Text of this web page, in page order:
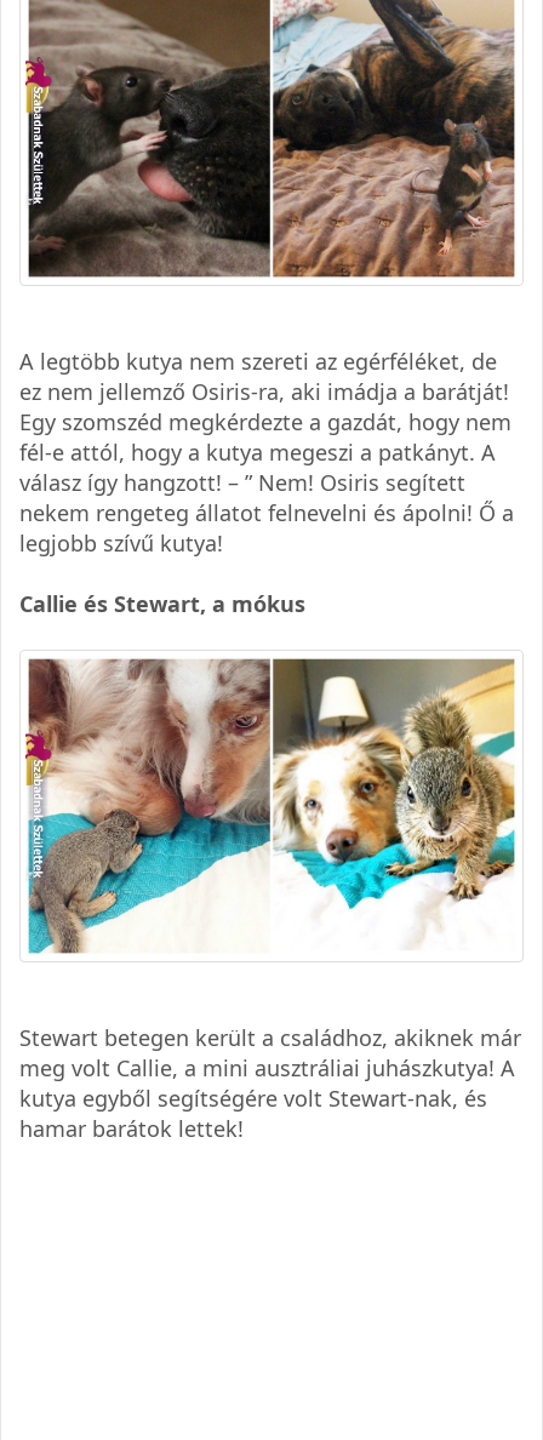
A legtöbb kutya nem szereti az egérféléket, de
ez nem jellemző Osiris-ra, aki imádja a barátját!
Egy szomszéd megkérdezte a gazdát, hogy nem
fél-e attól, hogy a kutya megeszi a patkányt. A
válasz így hangzott! – ” Nem! Osiris segített
nekem rengeteg állatot felnevelni és ápolni! Ő a
legjobb szívű kutya!
Callie és Stewart, a mókus
Stewart betegen került a családhoz, akiknek már
meg volt Callie, a mini ausztráliai juhászkutya! A
kutya egyből segítségére volt Stewart-nak, és
hamar barátok lettek!